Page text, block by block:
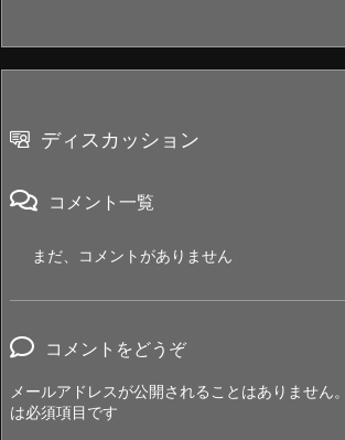
ディスカッション
コメント一覧
まだ、コメントがありません
コメントをどうぞ
メールアドレスが公開されることはありません。
は必須項目です